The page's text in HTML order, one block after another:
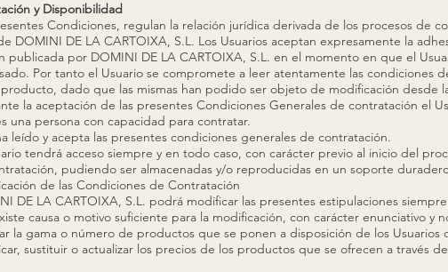
y Disponibilidad
Condiciones, regulan la relación jurídica derivada de los procesos de
DOMINI DE LA CARTOIXA, S.L. Los Usuarios aceptan expresamente la
publicada por DOMINI DE LA CARTOIXA, S.L. en el momento en que el
Por tanto el Usuario se compromete a leer atentamente las condiciones
dado que las mismas han podido ser objeto de modificación desde
la aceptación de las presentes Condiciones Generales de contratación el
una persona con capacidad para contratar.
leído y acepta las presentes condiciones generales de contratación.
tendrá acceso siempre y en todo caso, con carácter previo al inicio del
pudiendo ser almacenadas y/o reproducidas en un soporte
de las Condiciones de Contratación
DE LA CARTOIXA, S.L. podrá modificar las presentes estipulaciones
causa o motivo suficiente para la modificación, con carácter enunciativo y
la gama o número de productos que se ponen a disposición de los Usuarios
sustituir o actualizar los precios de los productos que se ofrecen a través